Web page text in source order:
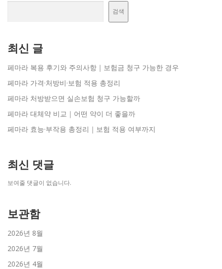
검색
최신 글
페마라 복용 후기와 주의사항｜보험금 청구 가능한 경우
페마라 가격·처방비·보험 적용 총정리
페마라 처방받으면 실손보험 청구 가능할까
페마라 대체약 비교｜어떤 약이 더 좋을까
페마라 효능·부작용 총정리｜보험 적용 여부까지
최신 댓글
보여줄 댓글이 없습니다.
보관함
2026년 8월
2026년 7월
2026년 4월